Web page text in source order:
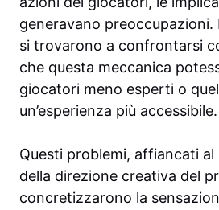
generavano preoccupazioni.
si trovarono a confrontarsi
che questa meccanica
giocatori meno esperti o
un’esperienza più accessibile.
Questi problemi, affiancati
della direzione creativa del
concretizzarono la